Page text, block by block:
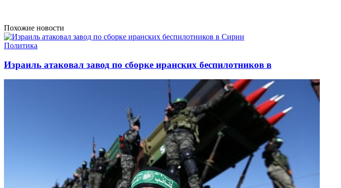
Похожие новости
Политика
Израиль атаковал завод по сборке иранских беспилотников в